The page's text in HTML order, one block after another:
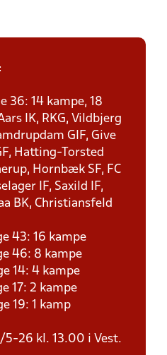
36: 14 kampe, 18
IK, RKG, Vildbjerg
GIF, Give
Hatting-Torsted
Hornbæk SF, FC
IF, Saxild IF,
BK, Christiansfeld
43: 16 kampe
46: 8 kampe
14: 4 kampe
17: 2 kampe
19: 1 kamp
5-26 kl. 13.00 i Vest.